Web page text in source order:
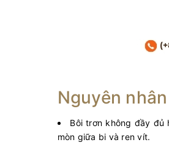
Nguyên
Bôi trơn không đầy đủ
mòn giữa bi và ren vít.